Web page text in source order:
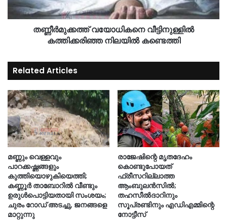
തണ്ണീർമുക്കത്ത് വയോധികനെ വീട്ടിനുള്ളിൽ
കത്തിക്കരിഞ്ഞ നിലയിൽ കണ്ടെത്തി
Related Articles
മണ്ണും വെള്ളവും
പാറക്കഷ്ണങ്ങളും
കുത്തിയൊഴുകിയെത്തി;
കണ്ണൂർ താബോറിൽ വീണ്ടും
ഉരുൾപൊട്ടിയതായി സംശയം;
ചുരം റോഡ് അടച്ചു, ജനങ്ങളെ
മാറ്റുന്നു
രാജേഷിന്റെ മൃതദേഹം
കൊണ്ടുപോയത്
ഫ്രീസറില്ലാത്ത
ആംബുലൻസിൽ;
തഹസീൽദാറിനും
സൂപ്രണ്ടിനും എഡിഎമ്മിന്റെ
നോട്ടീസ്